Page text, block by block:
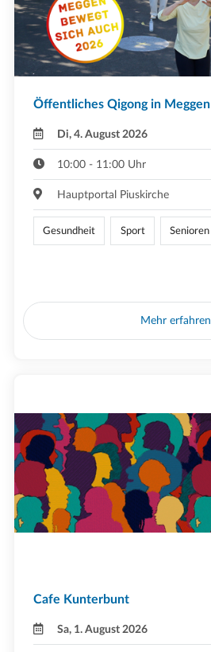
Öffentliches Qigong in Meggen
Di, 4. August 2026
10:00 - 11:00 Uhr
Hauptportal Piuskirche
Gesundheit Sport Senioren
Mehr erfahren
Cafe Kunterbunt
Sa, 1. August 2026